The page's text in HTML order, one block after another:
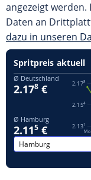
angezeigt
Daten an
dazu in unseren